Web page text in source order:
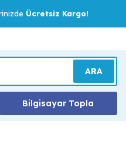
Ücretsiz Kargo!
ARA
Bilgisayar Topla